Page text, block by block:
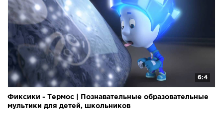
6:4
Фиксики - Термос | Познавательные образовательные
мультики для детей, школьников